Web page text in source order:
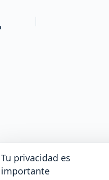
Tu privacidad es
importante